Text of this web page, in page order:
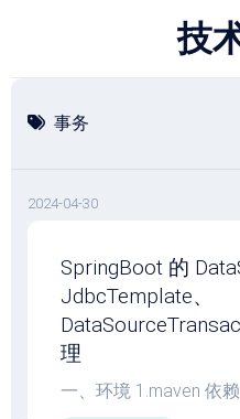
技
事务
2024-04-30
SpringBoot 的
JdbcTemplate、
理
一、环境 1.maven 依赖